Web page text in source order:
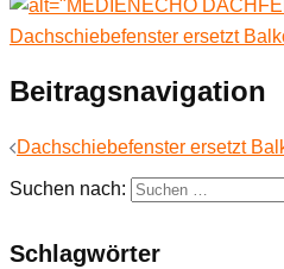
Beitragsnavigation
Dachschiebefenster ersetzt
Suchen nach:
Schlagwörter